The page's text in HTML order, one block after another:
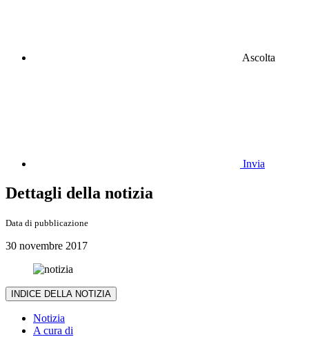
Ascolta
Invia
Dettagli della notizia
Data di pubblicazione
30 novembre 2017
INDICE DELLA NOTIZIA
Notizia
A cura di